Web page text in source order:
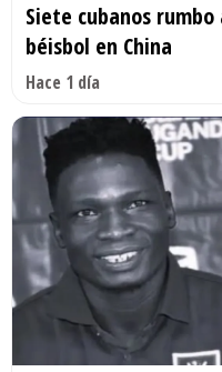
Siete cubanos
béisbol en China
Hace 1 día